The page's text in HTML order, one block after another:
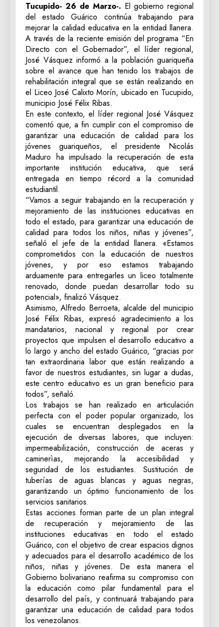
Tucupido- 26 de Marzo-. El gobierno regional
del estado Guárico continúa trabajando para
mejorar la calidad educativa en la entidad llanera.
A través de la reciente emisión del programa “En
Directo con el Gobernador”, el líder regional,
José Vásquez informó a la población guariqueña
sobre el avance que han tenido los trabajos de
rehabilitación integral que se están realizando en
el Liceo José Calixto Morín, ubicado en Tucupido,
municipio José Félix Ribas.
En este contexto, el líder regional José Vásquez
comentó que, a fin cumplir con el compromiso de
garantizar una educación de calidad para los
jóvenes guariqueños, el presidente Nicolás
Maduro ha impulsado la recuperación de esta
importante institución educativa, que será
entregada en tiempo récord a la comunidad
estudiantil.
“Vamos a seguir trabajando en la recuperación y
mejoramiento de las instituciones educativas en
todo el estado, para garantizar una educación de
calidad para todos los niños, niñas y jóvenes”,
señaló el jefe de la entidad llanera. «Estamos
comprometidos con la educación de nuestros
jóvenes, y por eso estamos trabajando
arduamente para entregarles un liceo totalmente
renovado, donde puedan desarrollar todo su
potencial», finalizó Vásquez.
Asimismo, Alfredo Berroeta, alcalde del municipio
José Félix Ribas, expresó agradecimiento a los
mandatarios, nacional y regional por crear
proyectos que impulsen el desarrollo educativo a
lo largo y ancho del estado Guárico, “gracias por
tan extraordinaria labor que están realizando a
favor de nuestros estudiantes, sin lugar a dudas,
este centro educativo es un gran beneficio para
todos”, señaló.
Los trabajos se han realizado en articulación
perfecta con el poder popular organizado, los
cuales se encuentran desplegados en la
ejecución de diversas labores, que incluyen:
impermeabilización, construcción de aceras y
caminerìas, mejorando la accesibilidad y
seguridad de los estudiantes. Sustitución de
tuberías de aguas blancas y aguas negras,
garantizando un óptimo funcionamiento de los
servicios sanitarios.
Estas acciones forman parte de un plan integral
de recuperación y mejoramiento de las
instituciones educativas en todo el estado
Guárico, con el objetivo de crear espacios dignos
y adecuados para el desarrollo académico de los
niños, niñas y jóvenes. De esta manera el
Gobierno bolivariano reafirma su compromiso con
la educación como pilar fundamental para el
desarrollo del país, y continuará trabajando para
garantizar una educación de calidad para todos
los venezolanos.